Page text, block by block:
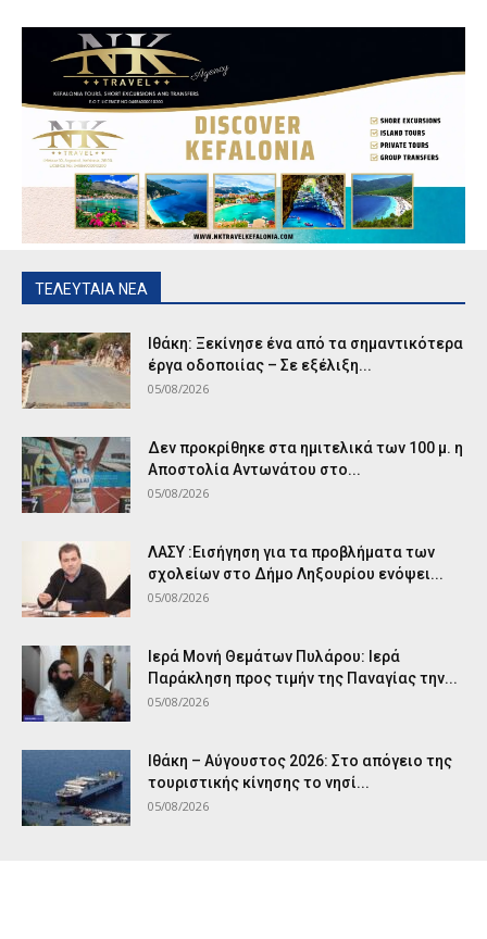
ΤΕΛΕΥΤΑΙΑ ΝΕΑ
Ιθάκη: Ξεκίνησε ένα από τα σημαντικότερα
έργα οδοποιίας – Σε εξέλιξη...
05/08/2026
Δεν προκρίθηκε στα ημιτελικά των 100 μ. η
Αποστολία Αντωνάτου στο...
05/08/2026
ΛΑΣΥ :Εισήγηση για τα προβλήματα των
σχολείων στο Δήμο Ληξουρίου ενόψει...
05/08/2026
Ιερά Μονή Θεμάτων Πυλάρου: Ιερά
Παράκληση προς τιμήν της Παναγίας την...
05/08/2026
Ιθάκη – Αύγουστος 2026: Στο απόγειο της
τουριστικής κίνησης το νησί...
05/08/2026